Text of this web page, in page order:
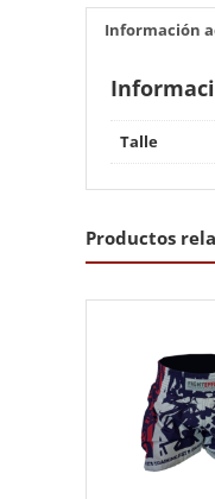
Información
Talle
Productos